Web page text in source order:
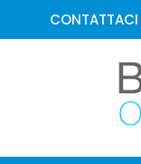
CONTATTACI
MEDICINA
ESTETICA